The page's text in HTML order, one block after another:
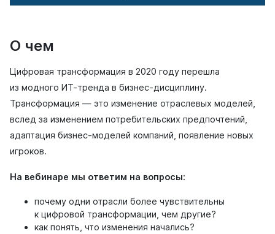
О чем
Цифровая трансформация в 2020 году перешла
из модного ИТ-тренда в бизнес-дисциплину.
Трансформация — это изменение отраслевых моделей,
вслед за изменением потребительских предпочтений,
адаптация бизнес-моделей компаний, появление новых
игроков.
На вебинаре мы ответим на вопросы:
почему одни отрасли более чувствительны
к цифровой трансформации, чем другие?
как понять, что изменения начались?